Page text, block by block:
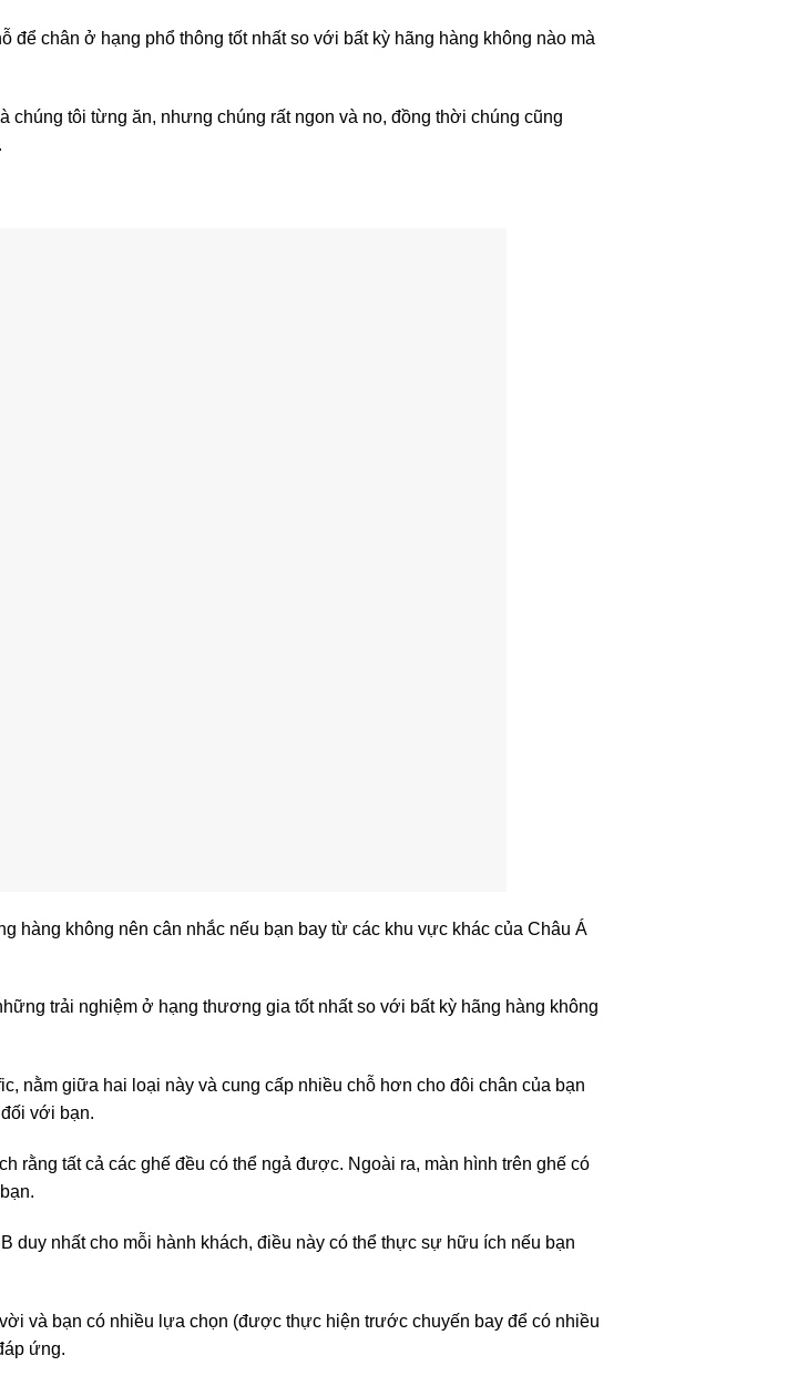
chân ở hạng phổ thông tốt nhất so với bất kỳ hãng hàng không nào mà
chúng tôi từng ăn, nhưng chúng rất ngon và no, đồng thời chúng cũng
hàng không nên cân nhắc nếu bạn bay từ các khu vực khác của Châu Á
trải nghiệm ở hạng thương gia tốt nhất so với bất kỳ hãng hàng không
nằm giữa hai loại này và cung cấp nhiều chỗ hơn cho đôi chân của bạn
với bạn.
rằng tất cả các ghế đều có thể ngả được. Ngoài ra, màn hình trên ghế có
duy nhất cho mỗi hành khách, điều này có thể thực sự hữu ích nếu bạn
và bạn có nhiều lựa chọn (được thực hiện trước chuyến bay để có nhiều
ứng.